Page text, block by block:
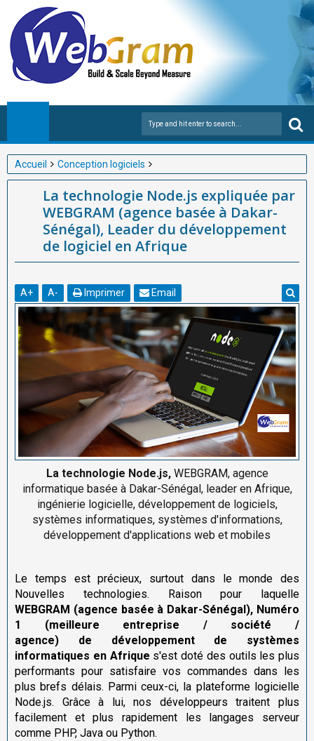
Accueil
Conception logiciels
La technologie Node.js expliquée par WEBGRAM (agence basée
à Dakar-Sénégal), Leader du développement de logiciel en
Afrique
La technologie Node.js expliquée par
WEBGRAM (agence basée à Dakar-
Sénégal), Leader du développement
de logiciel en Afrique
A+ A- Imprimer Email
La technologie Node.js, WEBGRAM, agence
informatique basée à Dakar-Sénégal, leader en Afrique,
ingénierie logicielle, développement de logiciels,
systèmes informatiques, systèmes d'informations,
développement d'applications web et mobiles
Le temps est précieux, surtout dans le monde des
Nouvelles technologies. Raison pour laquelle
WEBGRAM (agence basée à Dakar-Sénégal), Numéro
1 (meilleure entreprise / société /
agence) de développement de systèmes
informatiques en Afrique s'est doté des outils les plus
performants pour satisfaire vos commandes dans les
plus brefs délais. Parmi ceux-ci, la plateforme logicielle
Node.js. Grâce à lui, nos développeurs traitent plus
facilement et plus rapidement les langages serveur
comme PHP, Java ou Python.